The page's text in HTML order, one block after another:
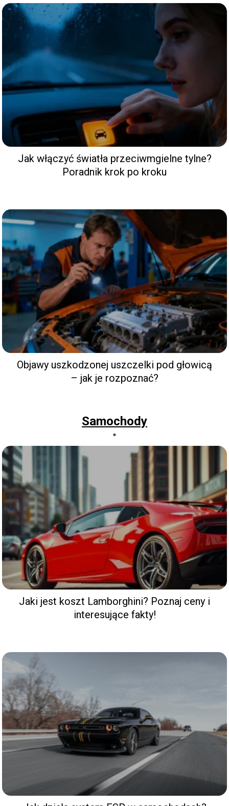
Jak włączyć światła przeciwmgielne tylne?
Poradnik krok po kroku
Objawy uszkodzonej uszczelki pod głowicą
– jak je rozpoznać?
Samochody
Jaki jest koszt Lamborghini? Poznaj ceny i
interesujące fakty!